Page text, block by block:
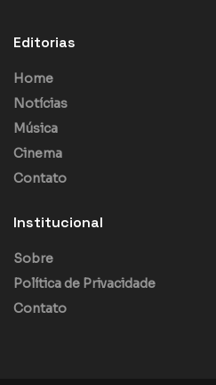
Editorias
Home
Notícias
Música
Cinema
Contato
Institucional
Sobre
Política de Privacidade
Contato